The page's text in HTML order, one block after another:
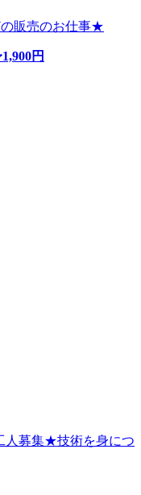
販売のお仕事★
1,900円
人募集★技術を身につ